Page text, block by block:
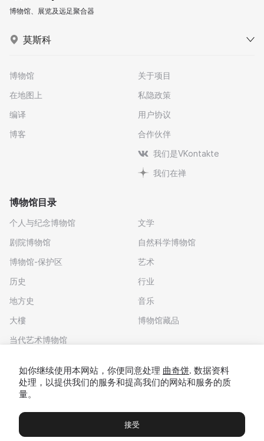
博物馆、展览及远足聚合器
莫斯科
博物馆
在地图上
编译
博客
关于项目
私隐政策
用户协议
合作伙伴
我们是VKontakte
我们在禅
博物馆目录
个人与纪念博物馆
剧院博物馆
博物馆-保护区
历史
地方史
大樓
当代艺术博物馆
文学
自然科学博物馆
艺术
行业
音乐
博物馆藏品
博物馆 展览及展览 Чаты Вы
如你继续使用本网站，你便同意处理 曲奇饼. 数据资料
处理，以提供我们的服务和提高我们的网站和服务的质
量。
接受